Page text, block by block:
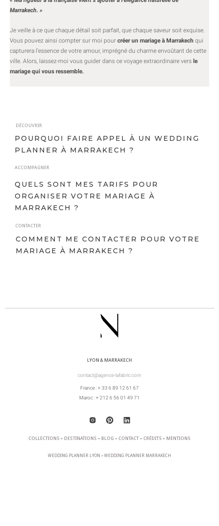
Marrakech. »
Je veille à ce que chaque détail soit parfait, que chaque saveur soit exquise.
Vous pouvez ainsi compter sur moi pour créer un mariage à Marrakech qui
capturera l’essence de votre amour, imprégné du charme envoûtant de cette
ville. Alors, laissez-moi vous guider dans ce voyage extraordinaire vers le
mariage qui vous ressemble.
DÉCOUVRIR
POURQUOI FAIRE APPEL À UN WEDDING
PLANNER À MARRAKECH ?
ACCOMPAGNER
QUELS SONT MES TARIFS POUR
ORGANISER VOTRE MARIAGE À
MARRAKECH ?
CONTACTER
COMMENT ME CONTACTER POUR VOTRE
MARIAGE À MARRAKECH ?
LYON & MARRAKECH
contact@agence-lafabric.com
France : + 33 6 89 12 61 67
Maroc : + 212 6 56 01 49 71
COLLECTIONS – DESTINATIONS – BLOG – CONTACT– CRÉDITS – MENTIONS
WEDDING PLANNER LYON –WEDDING PLANNER MARRAKECH